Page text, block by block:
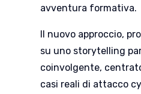
avventura formativa.
Il nuovo approccio,
su uno storytelling
coinvolgente,
casi reali di attacco